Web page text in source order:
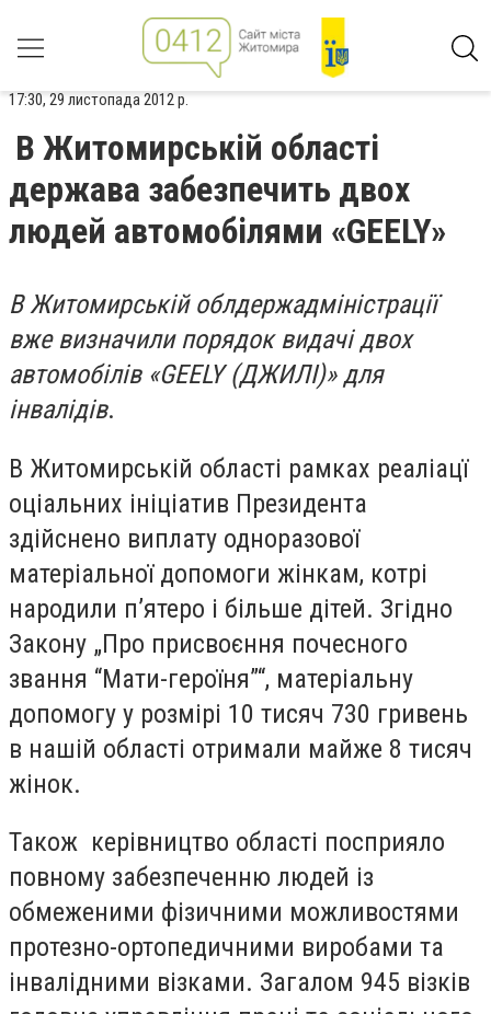
17:30, 29 листопада 2012 р.
В Житомирській області
держава забезпечить двох
людей автомобілями «GEELY»
В Житомирській облдержадміністрації
вже визначили порядок видачі двох
автомобілів «GEELY (ДЖИЛІ)» для
інвалідів.
В Житомирській області рамках реаліацї
оціальних ініціатив Президента
здійснено виплату одноразової
матеріальної допомоги жінкам, котрі
народили п’ятеро і більше дітей. Згідно
Закону „Про присвоєння почесного
звання “Мати-героїня”“, матеріальну
допомогу у розмірі 10 тисяч 730 гривень
в нашій області отримали майже 8 тисяч
жінок.
Також керівництво області посприяло
повному забезпеченню людей із
обмеженими фізичними можливостями
протезно-ортопедичними виробами та
інвалідними візками. Загалом 945 візків